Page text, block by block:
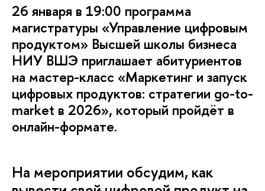
26 января в 19:00 программа
магистратуры «Управление цифровым
продуктом» Высшей школы бизнеса
НИУ ВШЭ приглашает абитуриенто
на мастер-класс «Маркетинг и запуск
цифровых продуктов: стратегии go-to-
market в 2026», который пройдёт
онлайн-формате.
На мероприятии обсудим, как